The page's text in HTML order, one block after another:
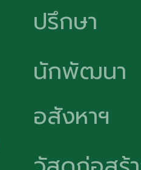
ปรึกษา
นักพัฒนา
อสังหาฯ